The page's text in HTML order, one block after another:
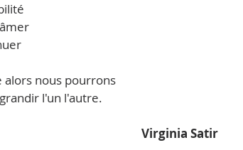
alors nous pourrons
l'un l'autre.
Virginia Satir